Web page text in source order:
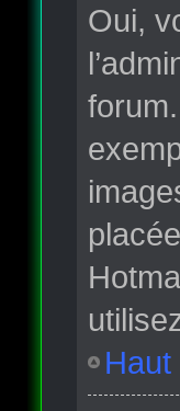
Oui,
Haut